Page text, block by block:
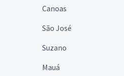
Canoas
São José
Suzano
Mauá